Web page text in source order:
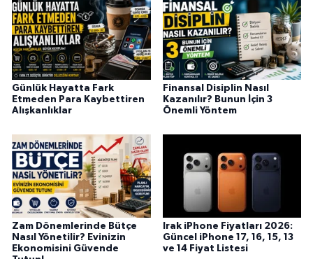
Günlük Hayatta Fark
Etmeden Para Kaybettiren
Alışkanlıklar
Finansal Disiplin Nasıl
Kazanılır? Bunun İçin 3
Önemli Yöntem
Zam Dönemlerinde Bütçe
Nasıl Yönetilir? Evinizin
Ekonomisini Güvende
Irak iPhone Fiyatları 2026:
Güncel iPhone 17, 16, 15, 13
ve 14 Fiyat Listesi